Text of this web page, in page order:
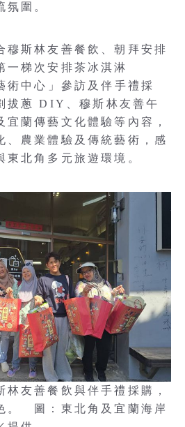
氛圍。
穆斯林友善餐飲、朝拜安排
一梯次安排茶冰淇淋
中心」參訪及伴手禮採
拔蔥 DIY、穆斯林友善午
宜蘭傳藝文化體驗等內容，
、農業體驗及傳統藝術，感
東北角多元旅遊環境。
友善餐飲與伴手禮採購，
。 圖：東北角及宜蘭海岸